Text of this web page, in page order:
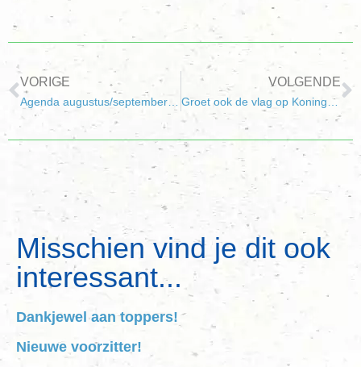
VORIGE VOLGENDE
Groet ook de vlag op Koningsdag
Misschien vind je dit ook
interessant...
Dankjewel aan toppers!
Nieuwe voorzitter!